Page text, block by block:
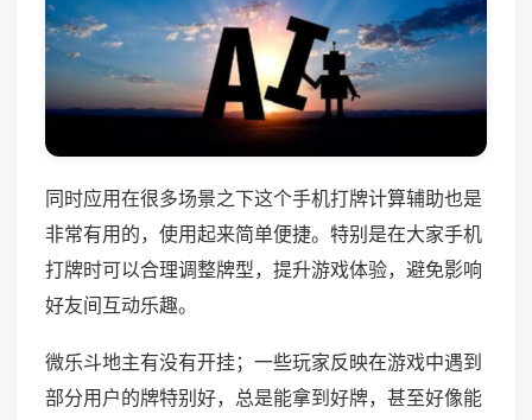
同时应用在很多场景之下这个手机打牌计算辅助也是
非常有用的，使用起来简单便捷。特别是在大家手机
打牌时可以合理调整牌型，提升游戏体验，避免影响
好友间互动乐趣。
微乐斗地主有没有开挂；一些玩家反映在游戏中遇到
部分用户的牌特别好，总是能拿到好牌，甚至好像能